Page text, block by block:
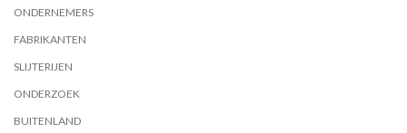
ONDERNEMERS
FABRIKANTEN
SLIJTERIJEN
ONDERZOEK
BUITENLAND